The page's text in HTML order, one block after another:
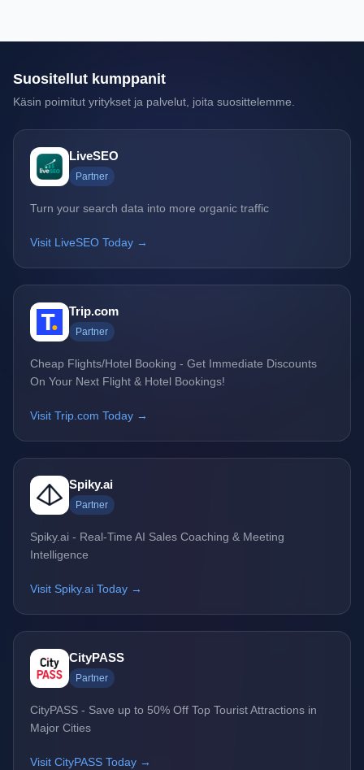
Suositellut kumppanit
Käsin poimitut yritykset ja palvelut, joita suosittelemme.
LiveSEO
Partner
Turn your search data into more organic traffic
Visit LiveSEO Today →
Trip.com
Partner
Cheap Flights/Hotel Booking - Get Immediate Discounts
On Your Next Flight & Hotel Bookings!
Visit Trip.com Today →
Spiky.ai
Partner
Spiky.ai - Real-Time AI Sales Coaching & Meeting
Intelligence
Visit Spiky.ai Today →
CityPASS
Partner
CityPASS - Save up to 50% Off Top Tourist Attractions in
Major Cities
Visit CityPASS Today →